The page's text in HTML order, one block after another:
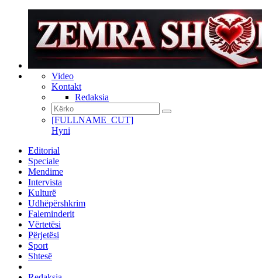
Video
Kontakt
Redaksia
[FULLNAME_CUT]
Hyni
Editorial
Speciale
Mendime
Intervista
Kulturë
Udhëpërshkrim
Faleminderit
Vërtetësi
Përjetësi
Sport
Shtesë